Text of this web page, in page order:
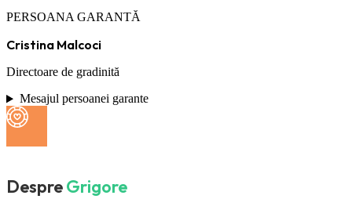
PERSOANA GARANTĂ
Cristina Malcoci
Directoare de gradinită
Mesajul persoanei garante
DespreGrigore